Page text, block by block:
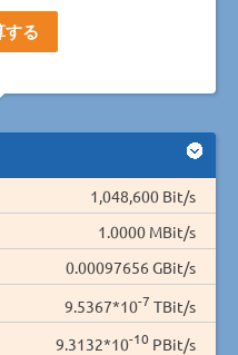
1,048,600 Bit/s
1.0000 MBit/s
0.00097656 GBit/s
9.5367*10-7 TBit/s
9.3132*10-10 PBit/s